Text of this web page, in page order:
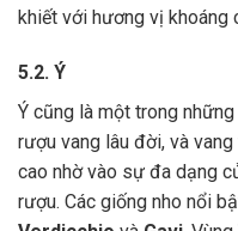
khiết với hương vị khoáng
5.2. Ý
Ý cũng là một trong
rượu vang lâu đời, và
cao nhờ vào sự đa dạng
rượu. Các giống nho nổi